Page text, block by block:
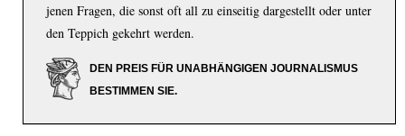
jenen Fragen, die sonst oft all zu einseitig dargestellt oder unter
den Teppich gekehrt werden.
DEN PREIS FÜR UNABHÄNGIGEN JOURNALISMUS
BESTIMMEN SIE.